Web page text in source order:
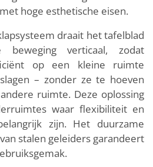
hoge esthetische eisen.
draait het tafelblad
verticaal, zodat
op een kleine ruimte
– zonder ze te hoeven
ruimte. Deze oplossing
waar flexibiliteit en
zijn. Het duurzame
stalen geleiders garandeert